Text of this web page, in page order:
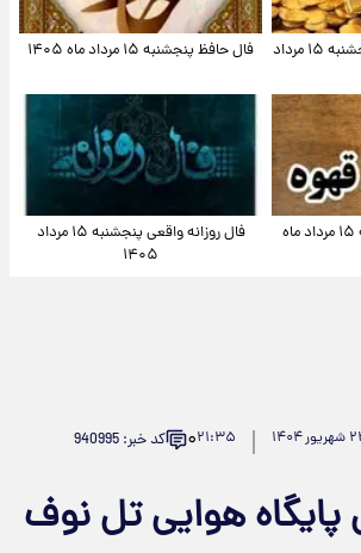
قیمت طلا و سکه امروز پنجشنبه ۱۵ مرداد
فال حافظ پنجشنبه ۱۵ مرداد ماه ۱۴۰۵
فال قهوه روزانه پنجشنبه ۱۵ مرداد ماه
فال روزانه واقعی پنجشنبه ۱۵ مرداد
۱۴۰۵
۱۴۰۴ ۲۱:۳۵۰ کد خبر: 940995
هوایی تل نوف